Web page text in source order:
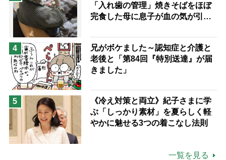
「入れ歯の管理」焼きそばをほぼ
完食した母に息子が血の気が引い
4
兄がボケました～認知症と介護と
老後と「第84回『特別送達』が届
きました」
5
《冷え対策と両立》紀子さまに学
ぶ「しっかり素材」を夏らしく軽
やかに魅せる3つの着こなし法則
一覧を見る